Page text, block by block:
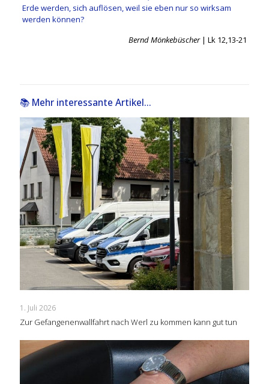
Erde werden, sich auflösen, weil sie eben nur so wirksam
werden können?
Bernd Mönkebüscher| Lk 12,13-21
📚 Mehr interessante Artikel...
1. Juli 2026
Zur Gefangenenwallfahrt nach Werl zu kommen kann gut tun